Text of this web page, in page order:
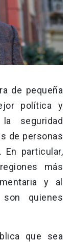
de pequeña
política y
la seguridad
de personas
En particular,
más
y al
quienes
que sea